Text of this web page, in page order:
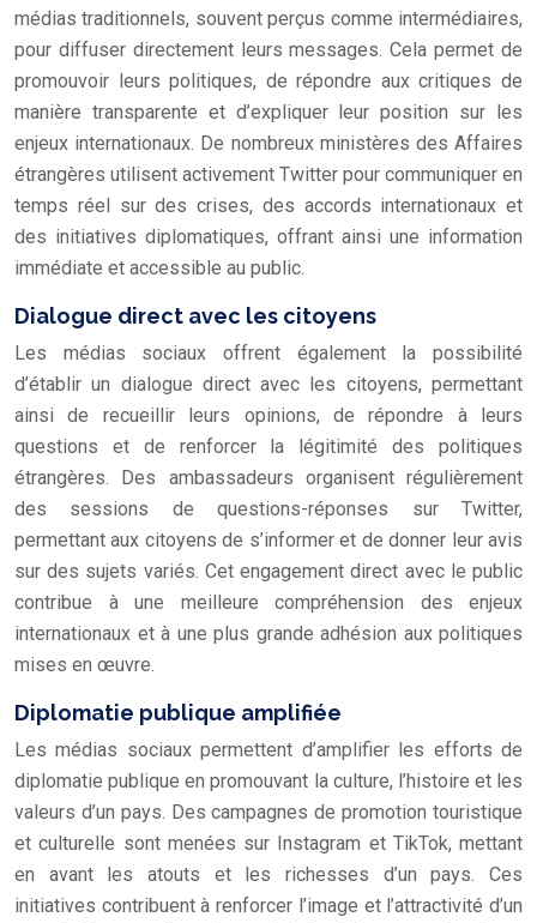
médias traditionnels, souvent perçus comme intermédiaires,
pour diffuser directement leurs messages. Cela permet de
promouvoir leurs politiques, de répondre aux critiques de
manière transparente et d’expliquer leur position sur les
enjeux internationaux. De nombreux ministères des Affaires
étrangères utilisent activement Twitter pour communiquer en
temps réel sur des crises, des accords internationaux et
des initiatives diplomatiques, offrant ainsi une information
immédiate et accessible au public.
Dialogue direct avec les citoyens
Les médias sociaux offrent également la possibilité
d’établir un dialogue direct avec les citoyens, permettant
ainsi de recueillir leurs opinions, de répondre à leurs
questions et de renforcer la légitimité des politiques
étrangères. Des ambassadeurs organisent régulièrement
des sessions de questions-réponses sur Twitter,
permettant aux citoyens de s’informer et de donner leur avis
sur des sujets variés. Cet engagement direct avec le public
contribue à une meilleure compréhension des enjeux
internationaux et à une plus grande adhésion aux politiques
mises en œuvre.
Diplomatie publique amplifiée
Les médias sociaux permettent d’amplifier les efforts de
diplomatie publique en promouvant la culture, l’histoire et les
valeurs d’un pays. Des campagnes de promotion touristique
et culturelle sont menées sur Instagram et TikTok, mettant
en avant les atouts et les richesses d’un pays. Ces
initiatives contribuent à renforcer l’image et l’attractivité d’un